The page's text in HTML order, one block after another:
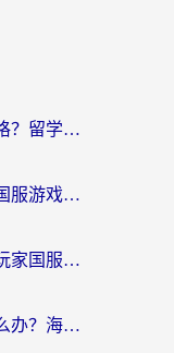
在国外用什么加速器打第五人格？留学生亲测：这6个功能才是关键！
比利时怎么玩三国杀？海外党国服游戏加速器终极指南（附问道CODOL优化方案）
外国可以打流放之路吗？海外玩家国服游戏畅玩终极指南（附实测推荐）
叫我大掌柜国外玩延迟很高怎么办？海外党亲测的国服游戏加速全攻略